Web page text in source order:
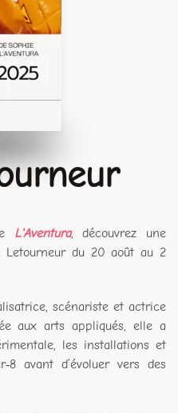
L'Aventura, découvrez une
Letourneur du 20 août au 2
scénariste et actrice
aux arts appliqués, elle a
les installations et
avant d’évoluer vers des